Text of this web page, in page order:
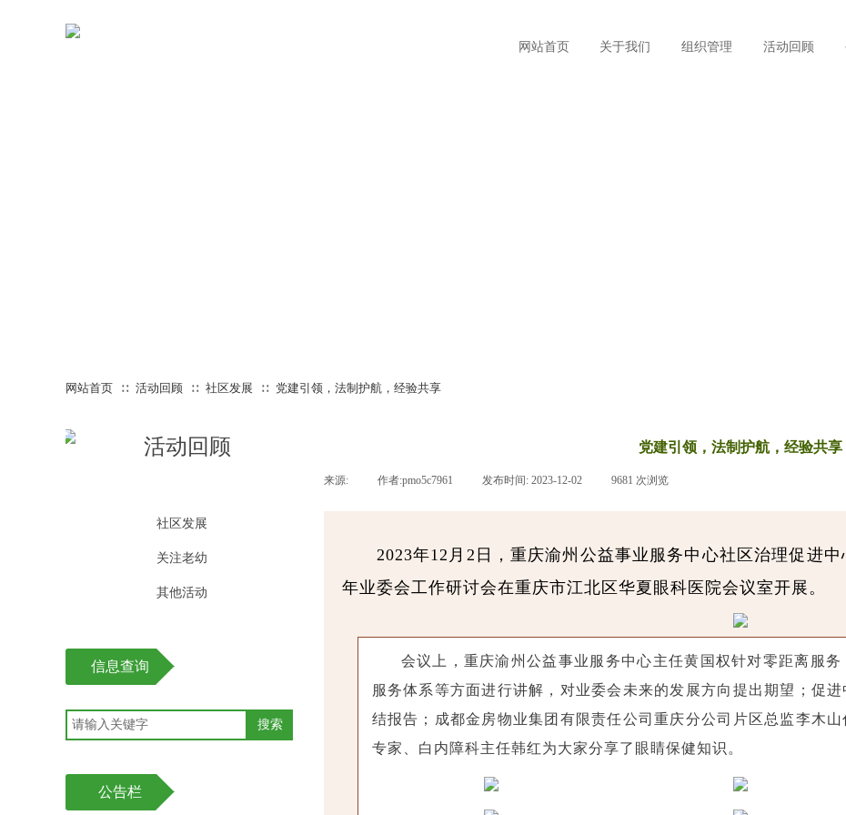
网站首页 关于我们 组织管理 活动回顾
网站首页 ∷ 活动回顾 ∷ 社区发展 ∷ 党建引领，法制护航，经验共享
党建引领，法制护航，经验共享
来源: 作者:pmo5c7961 发布时间: 2023-12-02 9681 次浏览
2023年12月2日，重庆渝州公益事业服务中心社区治理促进
年业委会工作研讨会在重庆市江北区华夏眼科医院会议室开展。
会议上，重庆渝州公益事业服务中心主任黄国权针对零距离服
服务体系等方面进行讲解，对业委会未来的发展方向提出期望；促
结报告；成都金房物业集团有限责任公司重庆分公司片区总监李木
专家、白内障科主任韩红为大家分享了眼睛保健知识。
活动回顾
社区发展
关注老幼
其他活动
信息查询
搜索
公告栏